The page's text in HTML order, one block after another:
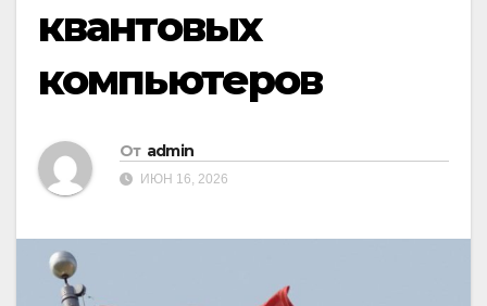
квантовых
компьютеров
От admin
ИЮН 16, 2026